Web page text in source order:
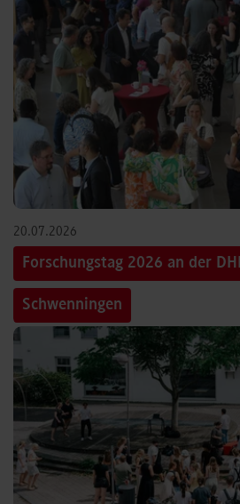
20.07.2026
Forschungstag 2026 an der
Schwenningen